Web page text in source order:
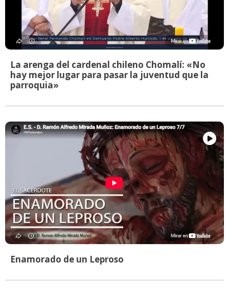
La arenga del cardenal chileno Chomalí: «No
hay mejor lugar para pasar la juventud que la
parroquia»
Enamorado de un Leproso